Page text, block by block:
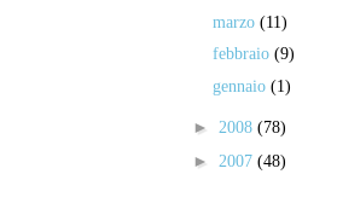
marzo (11)
febbraio (9)
gennaio (1)
► 2008 (78)
► 2007 (48)